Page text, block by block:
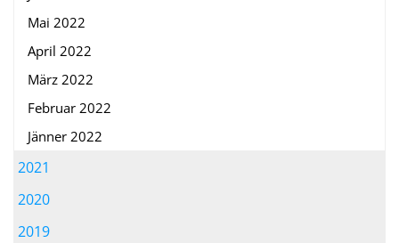
Mai 2022
April 2022
März 2022
Februar 2022
Jänner 2022
2021
2020
2019